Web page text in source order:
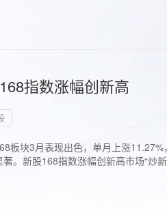
指数涨幅创新高
板块3月表现出色，单月上涨
。新股168指数涨幅创新高市场“